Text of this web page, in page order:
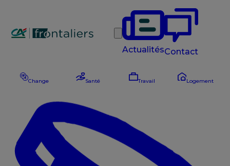
Rechercher
ActualitésContact
Change Santé Travail Logement